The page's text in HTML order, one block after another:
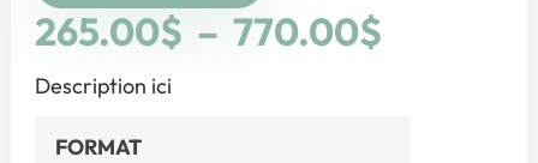
265.00$ – 770.00$
Description ici
FORMAT